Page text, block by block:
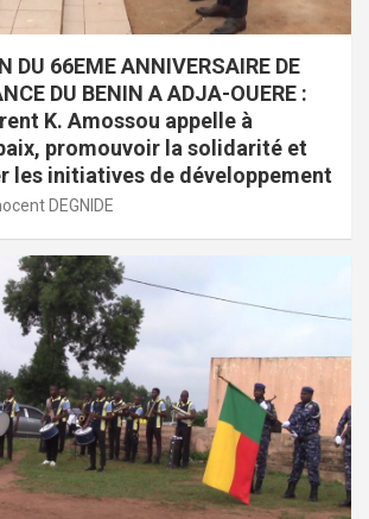
DU 66EME ANNIVERSAIRE DE
DU BENIN A ADJA-OUERE :
K. Amossou appelle à
promouvoir la solidarité et
les initiatives de développement
DEGNIDE